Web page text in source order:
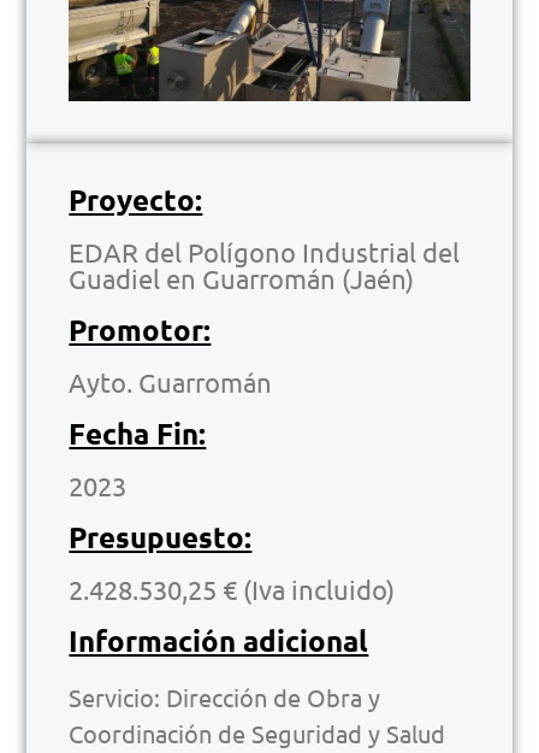
Proyecto:
EDAR del Polígono Industrial del
Guadiel en Guarromán (Jaén)
Promotor:
Ayto. Guarromán
Fecha Fin:
2023
Presupuesto:
2.428.530,25 € (Iva incluido)
Información adicional
Servicio: Dirección de Obra y
Coordinación de Seguridad y Salud